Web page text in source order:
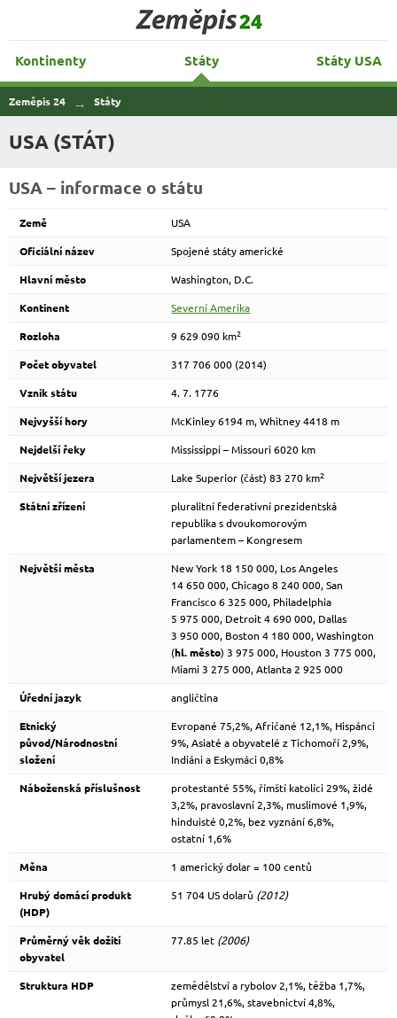
Zeměpis 24
Kontinenty Státy Státy USA
Zeměpis 24 Státy
USA (STÁT)
USA – informace o státu
Země
USA
Oficiální název
Spojené státy americké
Hlavní město
Washington, D.C.
Kontinent
Severní Amerika
Rozloha
9 629 090 km2
Počet obyvatel
317 706 000 (2014)
Vznik státu
4. 7. 1776
Nejvyšší hory
McKinley 6194 m, Whitney 4418 m
Nejdelší řeky
Mississippi – Missouri 6020 km
Největší jezera
Lake Superior (část) 83 270 km2
Státní zřízení
pluralitní federativní prezidentská
republika s dvoukomorovým
parlamentem – Kongresem
Největší města
New York 18 150 000, Los Angeles
14 650 000, Chicago 8 240 000, San
Francisco 6 325 000, Philadelphia
5 975 000, Detroit 4 690 000, Dallas
3 950 000, Boston 4 180 000, Washington
(hl. město) 3 975 000, Houston 3 775 000,
Miami 3 275 000, Atlanta 2 925 000
Úřední jazyk
angličtina
Etnický
původ/Národnostní
složení
Evropané 75,2%, Afričané 12,1%, Hispánci
9%, Asiaté a obyvatelé z Tichomoří 2,9%,
Indiáni a Eskymáci 0,8%
Náboženská příslušnost
protestanté 55%, římští katolíci 29%, židé
3,2%, pravoslavní 2,3%, muslimové 1,9%,
hinduisté 0,2%, bez vyznání 6,8%,
ostatní 1,6%
Měna
1 americký dolar = 100 centů
Hrubý domácí produkt
(HDP)
51 704 US dolarů (2012)
Průměrný věk dožití
obyvatel
77.85 let (2006)
Struktura HDP
zemědělství a rybolov 2,1%, těžba 1,7%,
průmysl 21,6%, stavebnictví 4,8%,